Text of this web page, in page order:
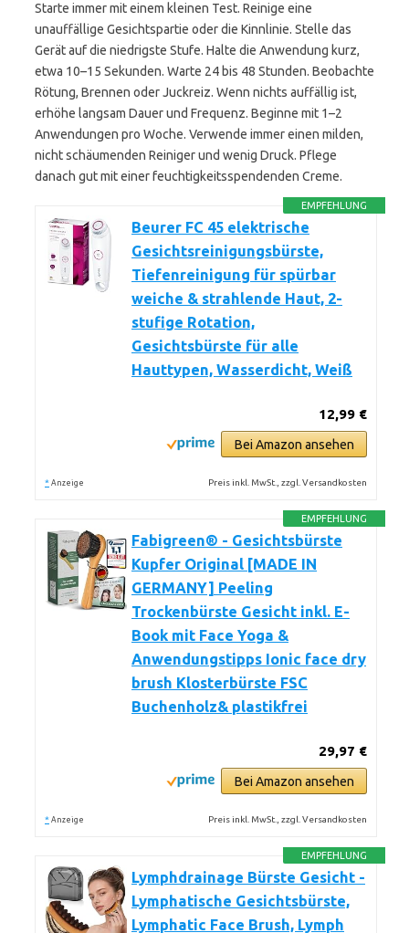
Starte immer mit einem kleinen Test. Reinige eine
unauffällige Gesichtspartie oder die Kinnlinie. Stelle das
Gerät auf die niedrigste Stufe. Halte die Anwendung kurz,
etwa 10–15 Sekunden. Warte 24 bis 48 Stunden. Beobachte
Rötung, Brennen oder Juckreiz. Wenn nichts auffällig ist,
erhöhe langsam Dauer und Frequenz. Beginne mit 1–2
Anwendungen pro Woche. Verwende immer einen milden,
nicht schäumenden Reiniger und wenig Druck. Pflege
danach gut mit einer feuchtigkeitsspendenden Creme.
EMPFEHLUNG
Beurer FC 45 elektrische
Gesichtsreinigungsbürste,
Tiefenreinigung für spürbar
weiche & strahlende Haut, 2-
stufige Rotation,
Gesichtsbürste für alle
Hauttypen, Wasserdicht, Weiß
12,99 €
Bei Amazon ansehen
* Anzeige Preis inkl. MwSt., zzgl. Versandkosten
EMPFEHLUNG
Fabigreen® - Gesichtsbürste
Kupfer Original [MADE IN
GERMANY] Peeling
Trockenbürste Gesicht inkl. E-
Book mit Face Yoga &
Anwendungstipps Ionic face dry
brush Klosterbürste FSC
Buchenholz& plastikfrei
29,97 €
Bei Amazon ansehen
* Anzeige Preis inkl. MwSt., zzgl. Versandkosten
EMPFEHLUNG
Lymphdrainage Bürste Gesicht -
Lymphatische Gesichtsbürste,
Lymphatic Face Brush, Lymph